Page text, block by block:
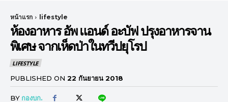
หน้าแรก lifestyle
ห้องอาหาร อัพ แอนด์ อะบัฟ ปรุงอาหารจาน
พิเศษ จากเห็ดป่าในทวีปยุโรป
LIFESTYLE
PUBLISHED ON 22 กันยายน 2018
BY กองบก.